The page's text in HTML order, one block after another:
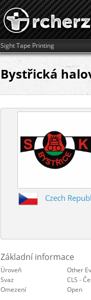
Sight Tape Printing
Bystřická
Czech
Základní informace
Úroveň
Other
Svaz
CLS -
Omezení
Open